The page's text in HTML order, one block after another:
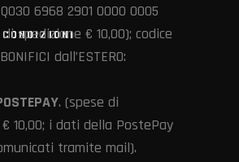
6968 2901 0000 0005
spedizione € 10,00); codice
dall’ESTERO:
. (spese di
10,00; i dati della PostePay
tramite mail).